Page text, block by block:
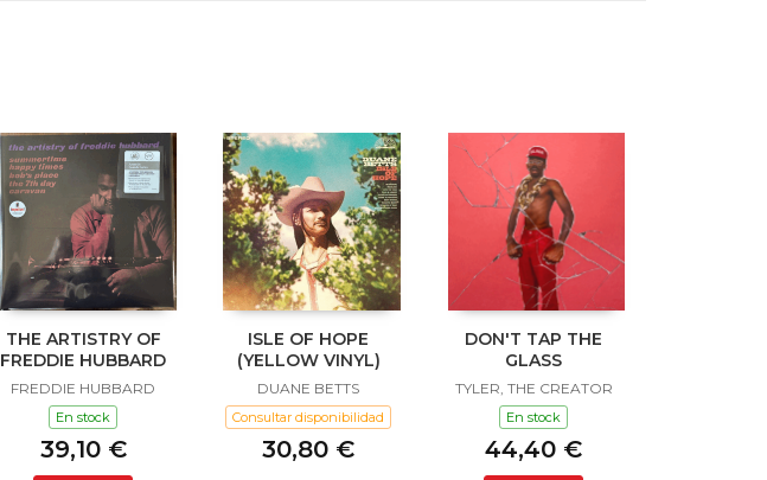
THE ARTISTRY OF
FREDDIE HUBBARD
FREDDIE HUBBARD
En stock
39,10 €
ISLE OF HOPE
(YELLOW VINYL)
DUANE BETTS
Consultar disponibilidad
30,80 €
DON'T TAP THE
GLASS
TYLER, THE CREATOR
En stock
44,40 €